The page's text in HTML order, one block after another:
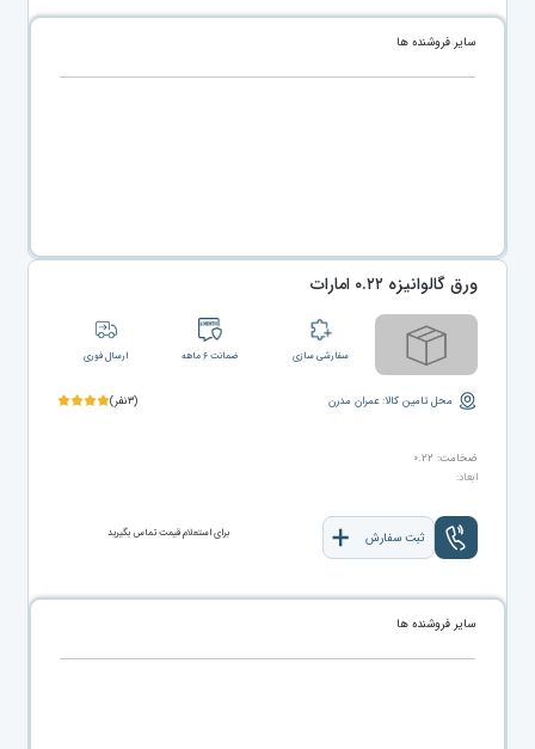
سایر فروشنده ها
ورق گالوانیزه ۰.۲۲ امارات
سفارشی سازی ضمانت ۶ ماهه ارسال فوری
محل تامین کالا: عمران مدرن (۳نفر)
ضخامت: ۰.۲۲
ابعاد:
ثبت سفارش برای استعلام قیمت تماس بگیرید
سایر فروشنده ها